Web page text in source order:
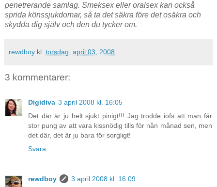
penetrerande samlag. Smeksex eller oralsex kan också
sprida könssjukdomar, så ta det säkra före det osäkra och
skydda dig själv och den du tycker om.
rewdboy kl. torsdag, april 03, 2008
3 kommentarer:
Digidiva 3 april 2008 kl. 16:05
Det där är ju helt sjukt pinigt!!! Jag trodde iofs att man får
stor pung av att vara kissnödig tills för nån månad sen, men
det där, det är ju bara för sorgligt!
Svara
rewdboy
3 april 2008 kl. 16:09